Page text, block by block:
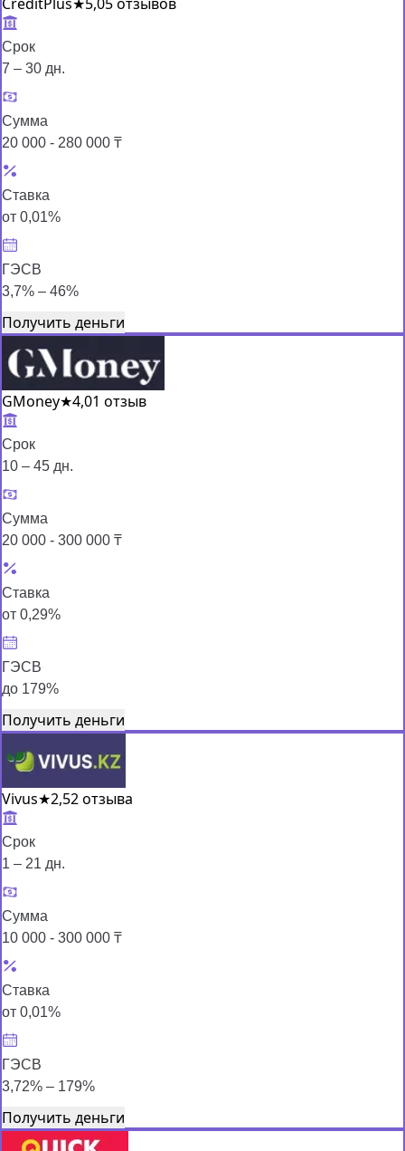
Срок
7 – 30 дн.
Сумма
20 000 - 280 000 ₸
Ставка
от 0,01%
ГЭСВ
3,7% – 46%
Получить деньги
GMoney★4,01 отзыв
Срок
10 – 45 дн.
Сумма
20 000 - 300 000 ₸
Ставка
от 0,29%
ГЭСВ
до 179%
Получить деньги
Vivus★2,52 отзыва
Срок
1 – 21 дн.
Сумма
10 000 - 300 000 ₸
Ставка
от 0,01%
ГЭСВ
3,72% – 179%
Получить деньги